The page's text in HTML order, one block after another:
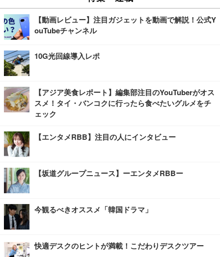
【動画レビュー】注目ガジェットを動画で解説！公式Y
ouTubeチャンネル
10G光回線導入レポ
【アジア美食レポート】編集部注目のYouTuberがオス
スメ！タイ・バンコクに行ったら食べたいグルメをチ
ェック
【エンタメRBB】注目の人にインタビュー
【坂道グループニュース】ーエンタメRBBー
今観るべきオススメ「韓国ドラマ」
快適デスクのヒントが満載！こだわりデスクツアー